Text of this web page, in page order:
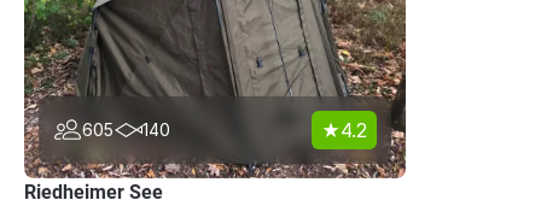
605 140 4.2
Riedheimer See